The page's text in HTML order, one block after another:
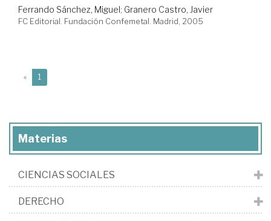
Ferrando Sánchez, Miguel; Granero Castro, Javier
FC Editorial. Fundación Confemetal. Madrid, 2005
« 1
Materias
CIENCIAS SOCIALES
DERECHO